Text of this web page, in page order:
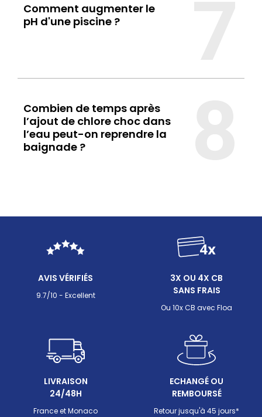
Comment augmenter le
pH d'une piscine ?
Combien de temps après
l’ajout de chlore choc dans
l’eau peut-on reprendre la
baignade ?
AVIS VÉRIFIÉS
9.7/10 - Excellent
3X OU 4X CB
SANS FRAIS
Ou 10x CB avec Floa
LIVRAISON
24/48H
France et Monaco
ECHANGÉ OU
REMBOURSÉ
Retour jusqu'à 45 jours*